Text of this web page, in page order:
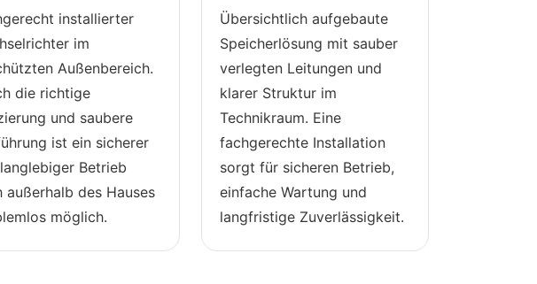
installierter
im
Außenbereich.
die richtige
und saubere
ist ein sicherer
Betrieb
außerhalb des Hauses
möglich.
Übersichtlich aufgebaute
Speicherlösung mit sauber
verlegten Leitungen und
klarer Struktur im
Technikraum. Eine
fachgerechte Installation
sorgt für sicheren Betrieb,
einfache Wartung und
langfristige Zuverlässigkeit.